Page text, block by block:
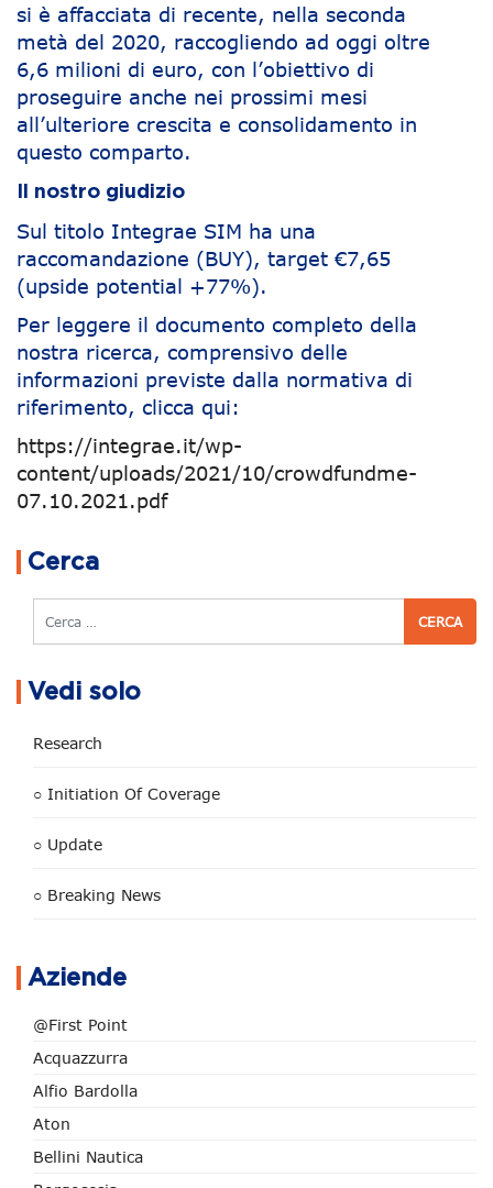
si è affacciata di recente, nella seconda
metà del 2020, raccogliendo ad oggi oltre
6,6 milioni di euro, con l’obiettivo di
proseguire anche nei prossimi mesi
all’ulteriore crescita e consolidamento in
questo comparto.
Il nostro giudizio
Sul titolo Integrae SIM ha una
raccomandazione (BUY), target €7,65
(upside potential +77%).
Per leggere il documento completo della
nostra ricerca, comprensivo delle
informazioni previste dalla normativa di
riferimento, clicca qui:
https://integrae.it/wp-
content/uploads/2021/10/crowdfundme-
07.10.2021.pdf
Cerca
Cerca
Vedi solo
Research
○ Initiation Of Coverage
○ Update
○ Breaking News
Aziende
@First Point
Acquazzurra
Alfio Bardolla
Aton
Bellini Nautica